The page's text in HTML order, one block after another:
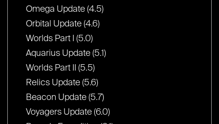
Omega Update (4.5)
Orbital Update (4.6)
Worlds Part I (5.0)
Aquarius Update (5.1)
Worlds Part II (5.5)
Relics Update (5.6)
Beacon Update (5.7)
Voyagers Update (6.0)